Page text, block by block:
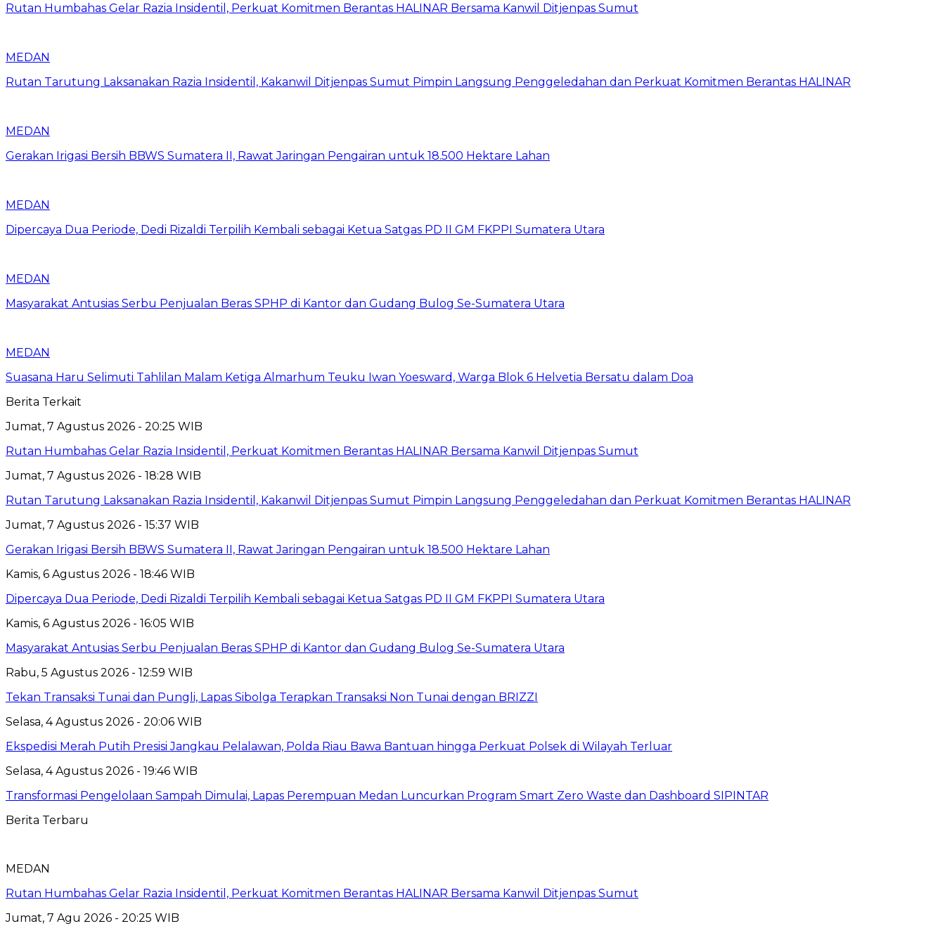
Rutan Humbahas Gelar Razia Insidentil, Perkuat Komitmen Berantas HALINAR Bersama Kanwil Ditjenpas Sumut
MEDAN
Rutan Tarutung Laksanakan Razia Insidentil, Kakanwil Ditjenpas Sumut Pimpin Langsung Penggeledahan dan Perkuat Komitmen Berantas HALINAR
MEDAN
Gerakan Irigasi Bersih BBWS Sumatera II, Rawat Jaringan Pengairan untuk 18.500 Hektare Lahan
MEDAN
Dipercaya Dua Periode, Dedi Rizaldi Terpilih Kembali sebagai Ketua Satgas PD II GM FKPPI Sumatera Utara
MEDAN
Masyarakat Antusias Serbu Penjualan Beras SPHP di Kantor dan Gudang Bulog Se-Sumatera Utara
MEDAN
Suasana Haru Selimuti Tahlilan Malam Ketiga Almarhum Teuku Iwan Yoesward, Warga Blok 6 Helvetia Bersatu dalam Doa
Berita Terkait
Jumat, 7 Agustus 2026 - 20:25 WIB
Rutan Humbahas Gelar Razia Insidentil, Perkuat Komitmen Berantas HALINAR Bersama Kanwil Ditjenpas Sumut
Jumat, 7 Agustus 2026 - 18:28 WIB
Rutan Tarutung Laksanakan Razia Insidentil, Kakanwil Ditjenpas Sumut Pimpin Langsung Penggeledahan dan Perkuat Komitmen Berantas HALINAR
Jumat, 7 Agustus 2026 - 15:37 WIB
Gerakan Irigasi Bersih BBWS Sumatera II, Rawat Jaringan Pengairan untuk 18.500 Hektare Lahan
Kamis, 6 Agustus 2026 - 18:46 WIB
Dipercaya Dua Periode, Dedi Rizaldi Terpilih Kembali sebagai Ketua Satgas PD II GM FKPPI Sumatera Utara
Kamis, 6 Agustus 2026 - 16:05 WIB
Masyarakat Antusias Serbu Penjualan Beras SPHP di Kantor dan Gudang Bulog Se-Sumatera Utara
Rabu, 5 Agustus 2026 - 12:59 WIB
Tekan Transaksi Tunai dan Pungli, Lapas Sibolga Terapkan Transaksi Non Tunai dengan BRIZZI
Selasa, 4 Agustus 2026 - 20:06 WIB
Ekspedisi Merah Putih Presisi Jangkau Pelalawan, Polda Riau Bawa Bantuan hingga Perkuat Polsek di Wilayah Terluar
Selasa, 4 Agustus 2026 - 19:46 WIB
Transformasi Pengelolaan Sampah Dimulai, Lapas Perempuan Medan Luncurkan Program Smart Zero Waste dan Dashboard SIPINTAR
Berita Terbaru
MEDAN
Rutan Humbahas Gelar Razia Insidentil, Perkuat Komitmen Berantas HALINAR Bersama Kanwil Ditjenpas Sumut
Jumat, 7 Agu 2026 - 20:25 WIB